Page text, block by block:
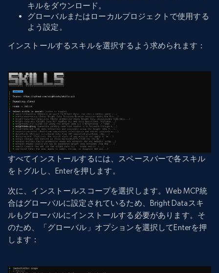
キルをダウンロード。
グローバルまたはローカルプロジェクトで使用する
よう設定。
インストールするスキルを選択するよう求められます：
すべてインストールするには、スペースバーで各スキル
をトグルし、Enterを押します。
次に、インストールスコープを選択します。Web MCP統
合はグローバルに設定されているため、Bright Dataスキ
ルもグローバルにインストールする必要があります。そ
のため、「グローバル」オプションを選択してEnterを押
します：